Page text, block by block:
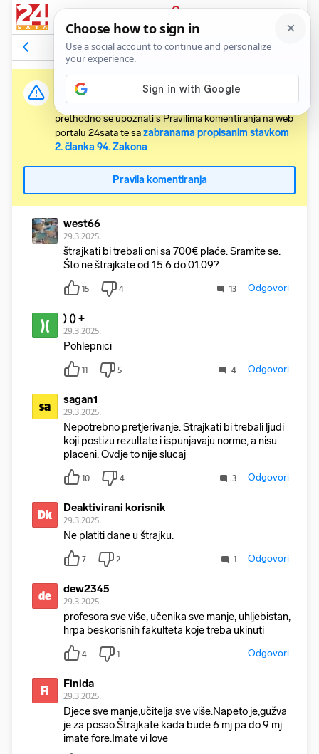
PRIJAVA
Komentari40 Relevantni
Važna obavijest:
Svaki korisnik koji želi komentirati članke obvezan je
prethodno se upoznati s Pravilima komentiranja na web
portalu 24sata te sazabranama propisanim stavkom
2. članka 94. Zakona .
Pravila komentiranja
west66
29.3.2025.
štrajkati bi trebali oni sa 700€ plaće. Sramite se.
Što ne štrajkate od 15.6 do 01.09?
15 4 13 Odgovori
)( ) () +
29.3.2025.
Pohlepnici
11 5 4 Odgovori
sa sagan1
29.3.2025.
Nepotrebno pretjerivanje. Strajkati bi trebali ljudi
koji postizu rezultate i ispunjavaju norme, a nisu
placeni. Ovdje to nije slucaj
10 4 3 Odgovori
Dk Deaktivirani korisnik
29.3.2025.
Ne platiti dane u štrajku.
7 2 1 Odgovori
de dew2345
29.3.2025.
profesora sve više, učenika sve manje, uhljebistan,
hrpa beskorisnih fakulteta koje treba ukinuti
4 1 Odgovori
Fi Finida
29.3.2025.
Djece sve manje,učitelja sve više.Napeto je,gužva
je za posao.Štrajkate kada bude 6 mj pa do 9 mj
imate fore.Imate vi love